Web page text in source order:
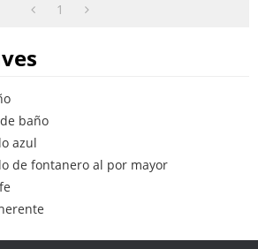
1
baño
azul
de fontanero al por mayor